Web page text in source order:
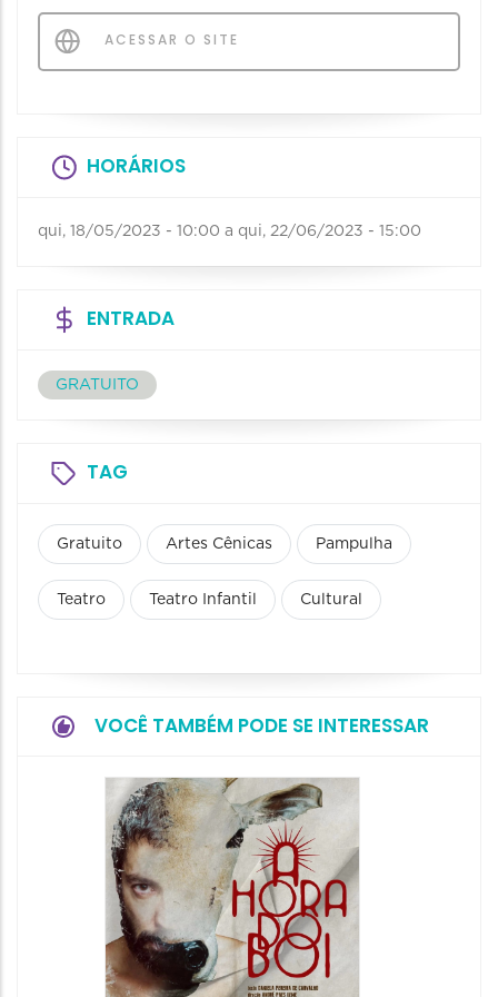
ACESSAR O SITE
HORÁRIOS
qui, 18/05/2023 - 10:00 a qui, 22/06/2023 - 15:00
ENTRADA
GRATUITO
TAG
Gratuito Artes Cênicas Pampulha
Teatro Teatro Infantil Cultural
VOCÊ TAMBÉM PODE SE INTERESSAR